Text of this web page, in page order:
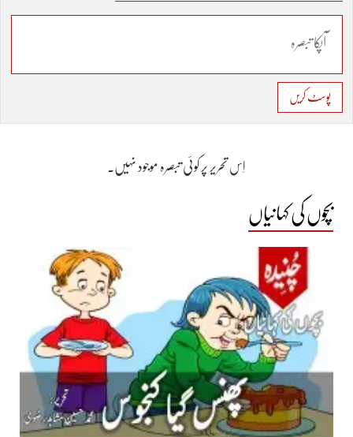
پوسٹ کریں
اِس تحریر پر کوئی تبصرہ موجود نہیں۔
بچوں کی کہانیاں